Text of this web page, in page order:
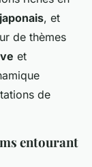
, et
de thèmes
et
de
entourant